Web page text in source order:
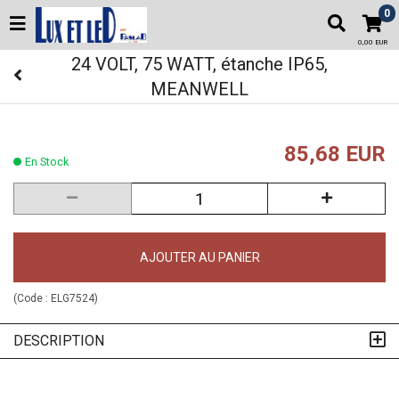
0
0,00 EUR
24 VOLT, 75 WATT, étanche IP65,
MEANWELL
En Stock 85,68 EUR
AJOUTER AU PANIER
(Code : ELG7524)
DESCRIPTION